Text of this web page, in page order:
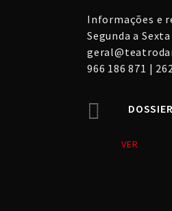
Informações e
Segunda a
966 186 871 |
DOSSIER
VER